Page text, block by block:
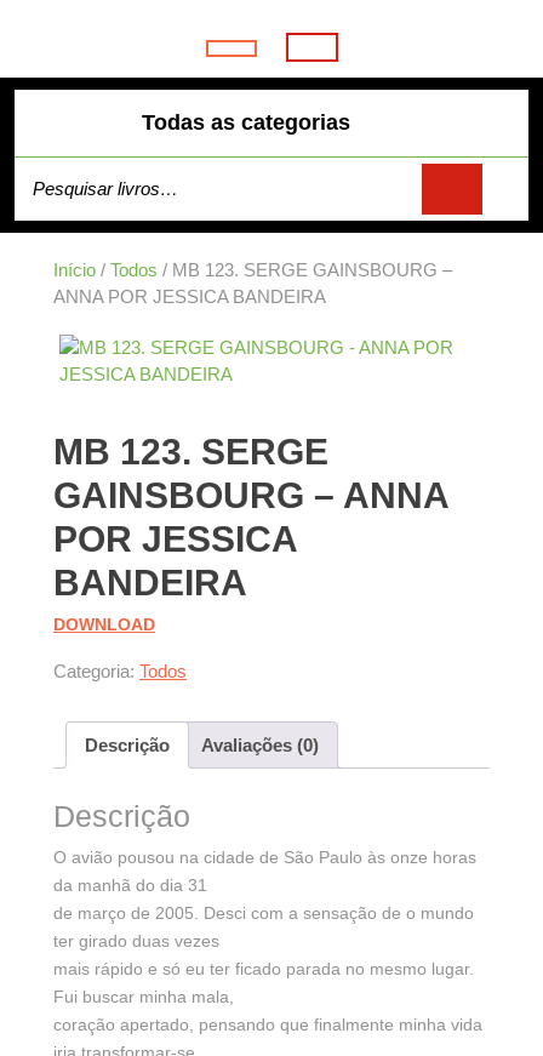
Open
Button
Todas as categorias
Início / Todos / MB 123. SERGE GAINSBOURG –
ANNA POR JESSICA BANDEIRA
MB 123. SERGE
GAINSBOURG – ANNA
POR JESSICA
BANDEIRA
DOWNLOAD
Categoria: Todos
Descrição Avaliações (0)
Descrição
O avião pousou na cidade de São Paulo às onze horas
da manhã do dia 31
de março de 2005. Desci com a sensação de o mundo
ter girado duas vezes
mais rápido e só eu ter ficado parada no mesmo lugar.
Fui buscar minha mala,
coração apertado, pensando que finalmente minha vida